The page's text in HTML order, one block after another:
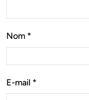
Nom *
E-mail *